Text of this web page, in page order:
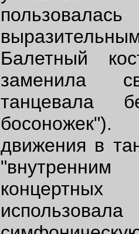
Балетный
заменила
танцевала
движения в